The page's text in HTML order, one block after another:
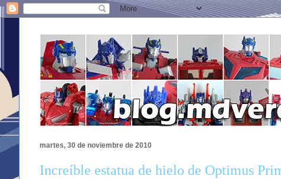
martes, 30 de noviembre de 2010
Increíble estatua de hielo de Optimus